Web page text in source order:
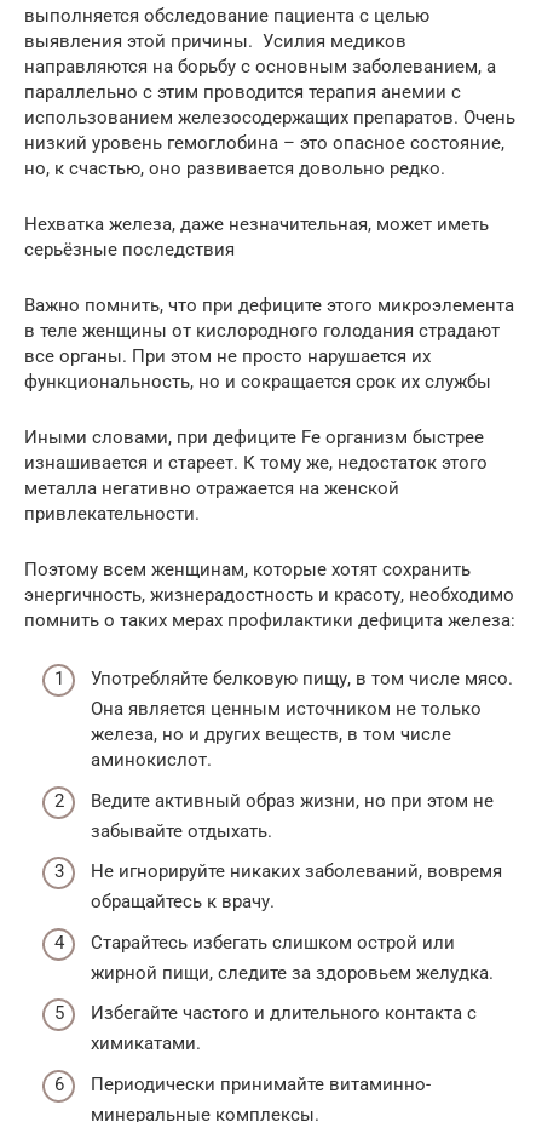
выполняется обследование пациента с целью
выявления этой причины. Усилия медиков
направляются на борьбу с основным заболеванием, а
параллельно с этим проводится терапия анемии с
использованием железосодержащих препаратов. Очень
низкий уровень гемоглобина – это опасное состояние,
но, к счастью, оно развивается довольно редко.
Нехватка железа, даже незначительная, может иметь
серьёзные последствия
Важно помнить, что при дефиците этого микроэлемента
в теле женщины от кислородного голодания страдают
все органы. При этом не просто нарушается их
функциональность, но и сокращается срок их службы
Иными словами, при дефиците Fe организм быстрее
изнашивается и стареет. К тому же, недостаток этого
металла негативно отражается на женской
привлекательности.
Поэтому всем женщинам, которые хотят сохранить
энергичность, жизнерадостность и красоту, необходимо
помнить о таких мерах профилактики дефицита железа:
Употребляйте белковую пищу, в том числе мясо.
Она является ценным источником не только
железа, но и других веществ, в том числе
аминокислот.
Ведите активный образ жизни, но при этом не
забывайте отдыхать.
Не игнорируйте никаких заболеваний, вовремя
обращайтесь к врачу.
Старайтесь избегать слишком острой или
жирной пищи, следите за здоровьем желудка.
Избегайте частого и длительного контакта с
химикатами.
Периодически принимайте витаминно-
минеральные комплексы.